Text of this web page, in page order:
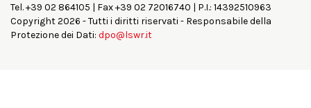
Tel. +39 02 864105 | Fax +39 02 72016740 | P.I.: 14392510963
Copyright 2026 - Tutti i diritti riservati - Responsabile della
Protezione dei Dati: dpo@lswr.it